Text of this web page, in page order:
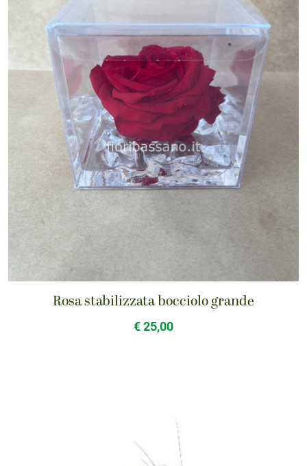
Rosa stabilizzata bocciolo grande
€ 25,00